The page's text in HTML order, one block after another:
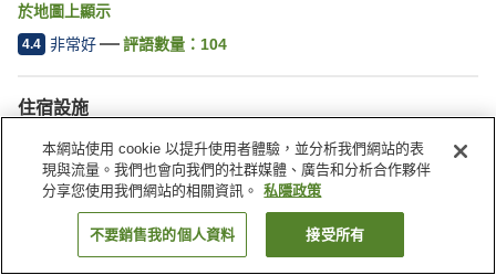
於地圖上顯示
4.4 非常好 評語數量： 104
住宿設施
停車場
按摩浴缸
岩盤浴
桑拿
找客房
本網站使用 cookie 以提升使用者體驗，並分析我們網站的表
現與流量。我們也會向我們的社群媒體、廣告和分析合作夥伴
分享您使用我們網站的相關資訊。
私隱政策
不要銷售我的個人資料 接受所有